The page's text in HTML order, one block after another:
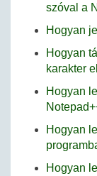
szóval a
Hogyan
Hogyan
karakter
Hogyan
Hogyan
Hogyan